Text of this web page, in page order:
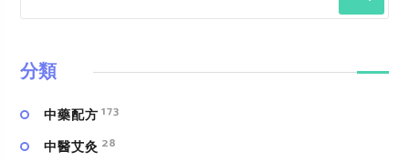
分類
中藥配方 173
中醫艾灸 28